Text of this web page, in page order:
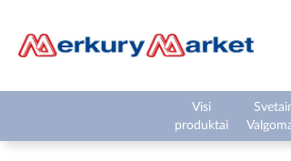
Visi
produktai